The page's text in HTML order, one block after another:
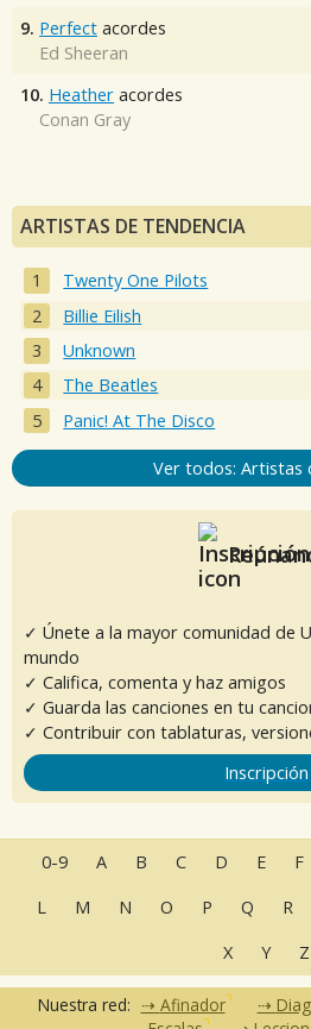
9. Perfect acordes
Ed Sheeran
10. Heather acordes
Conan Gray
ARTISTAS DE TENDENCIA
Twenty One Pilots
Billie Eilish
Unknown
The Beatles
Panic! At The Disco
Ver todos: Artistas
✓ Únete a la mayor comunidad de
mundo
✓ Califica, comenta y haz amigos
✓ Guarda las canciones en tu
✓ Contribuir con tablaturas,
Inscripción
0-9 A B C D E F
L
M N O P Q R
X
Y Z
Nuestra red: Afinador